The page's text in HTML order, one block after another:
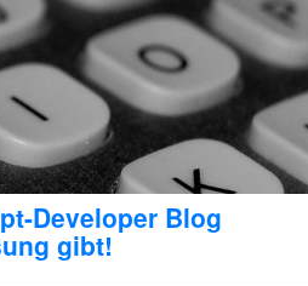
Developer Blog
gibt!